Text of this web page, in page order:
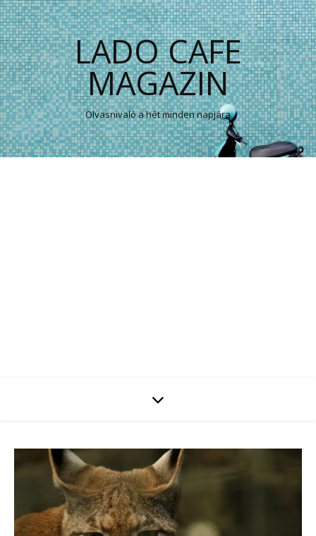
LADO CAFE
MAGAZIN
Olvasnivaló a hét minden napjára